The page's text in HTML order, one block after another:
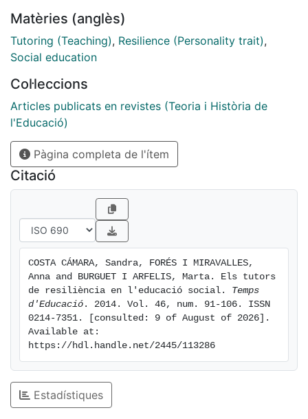
això presentem algunes propostes resilients que fan
els professionals de l'educació social. Entenem la
relació educativa des de la creença de la possibilitat
l'educand, per poder entendre com és i des d'on
treballa un tutor/a de resiliència. Finalment, veurem
com els tutors resilients també han de facilitar i
treballar des de diferents contextos resilients.
Matèries (anglès)
Tutoring (Teaching), Resilience (Personality trait),
Social education
Col·leccions
Articles publicats en revistes (Teoria i Història de
l'Educació)
Pàgina completa de l'ítem
Citació
COSTA CÁMARA, Sandra, FORÉS I MIRAVALLES,
Anna and BURGUET I ARFELIS, Marta. Els tutors
de resiliència en l'educació social. Temps
d'Educació . 2014. Vol. 46, num. 91-106. ISSN
0214-7351. [consulted: 9 of August of 2026].
Available at:
https://hdl.handle.net/2445/113286
Estadístiques